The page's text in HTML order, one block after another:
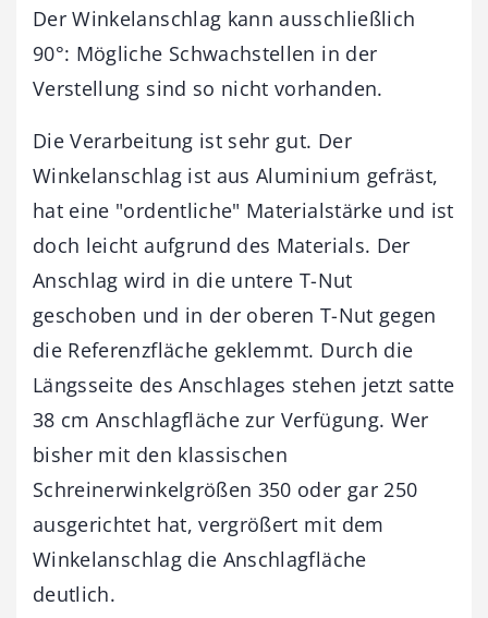
Der Winkelanschlag kann ausschließlich
90°: Mögliche Schwachstellen in der
Verstellung sind so nicht vorhanden.
Die Verarbeitung ist sehr gut. Der
Winkelanschlag ist aus Aluminium gefräst,
hat eine "ordentliche" Materialstärke und ist
doch leicht aufgrund des Materials. Der
Anschlag wird in die untere T-Nut
geschoben und in der oberen T-Nut gegen
die Referenzfläche geklemmt. Durch die
Längsseite des Anschlages stehen jetzt satte
38 cm Anschlagfläche zur Verfügung. Wer
bisher mit den klassischen
Schreinerwinkelgrößen 350 oder gar 250
ausgerichtet hat, vergrößert mit dem
Winkelanschlag die Anschlagfläche
deutlich.